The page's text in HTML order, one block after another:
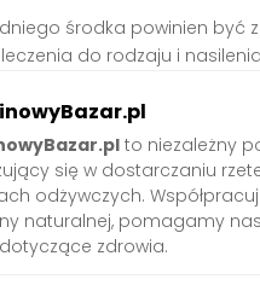
środka powinien być
do rodzaju i
to niezależny
się w dostarczaniu
odżywczych.
naturalnej, pomagamy
zdrowia.